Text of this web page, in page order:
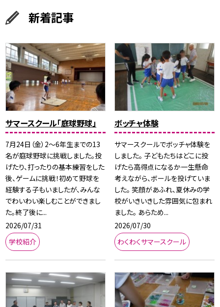
新着記事
サマースクール「庭球野球」
7月24日（金）2～6年生までの13
名が庭球野球に挑戦しました。投
げたり、打ったりの基本練習をした
後、ゲームに挑戦！初めて野球を
経験する子もいましたが、みんな
でわいわい楽しむことができまし
た。終了後に...
2026/07/31
学校紹介
ボッチャ体験
サマースクールでボッチャ体験を
しました。 子どもたちはどこに投
げたら高得点になるか一生懸命
考えながら、ボールを投げていま
した。 笑顔があふれ、夏休みの学
校がいきいきした雰囲気に包まれ
ました。 あらため...
2026/07/30
わくわくサマースクール